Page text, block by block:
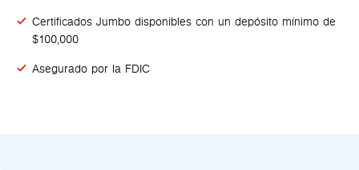
Certificados Jumbo disponibles con un depósito mínimo de
$100,000
Asegurado por la FDIC